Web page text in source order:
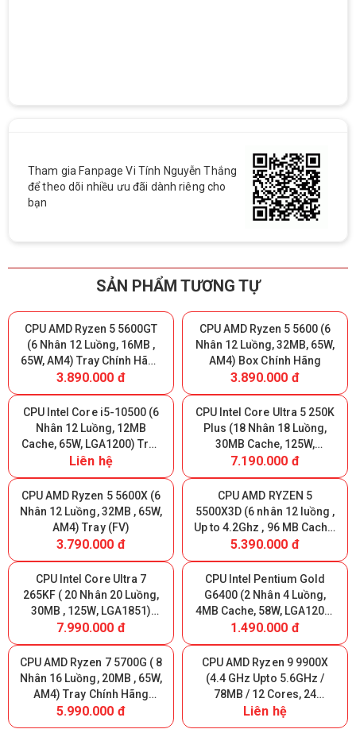
Tham gia Fanpage Vi Tính Nguyễn Thắng
để theo dõi nhiều ưu đãi dành riêng cho
bạn
SẢN PHẨM TƯƠNG TỰ
CPU AMD Ryzen 5 5600GT
(6 Nhân 12 Luồng, 16MB ,
65W, AM4) Tray Chính Hãng
(MPK)
3.890.000 đ
CPU AMD Ryzen 5 5600 (6
Nhân 12 Luồng, 32MB, 65W,
AM4) Box Chính Hãng
3.890.000 đ
CPU Intel Core i5-10500 (6
Nhân 12 Luồng, 12MB
Cache, 65W, LGA1200) Tray
(FV)
Liên hệ
CPU Intel Core Ultra 5 250K
Plus (18 Nhân 18 Luồng,
30MB Cache, 125W,
LGA1851) Tray Chính Hãng
7.190.000 đ
CPU AMD Ryzen 5 5600X (6
Nhân 12 Luồng, 32MB , 65W,
AM4) Tray (FV)
3.790.000 đ
CPU AMD RYZEN 5
5500X3D (6 nhân 12 luồng ,
Up to 4.2Ghz , 96 MB Cache,
AM4) Tray New (FV)
5.390.000 đ
CPU Intel Core Ultra 7
265KF ( 20 Nhân 20 Luồng,
30MB , 125W, LGA1851)
Tray New (FV)
7.990.000 đ
CPU Intel Pentium Gold
G6400 (2 Nhân 4 Luồng,
4MB Cache, 58W, LGA1200)
Tray (FV)
1.490.000 đ
CPU AMD Ryzen 7 5700G ( 8
Nhân 16 Luồng, 20MB , 65W,
AM4) Tray Chính Hãng
(MPK)
5.990.000 đ
CPU AMD Ryzen 9 9900X
(4.4 GHz Upto 5.6GHz /
78MB / 12 Cores, 24
Threads / 120W / Socket
AM5) TRAY (FV)
Liên hệ